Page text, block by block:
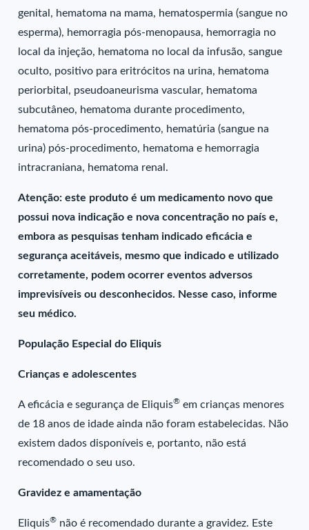
genital, hematoma na mama, hematospermia (sangue no
esperma), hemorragia pós-menopausa, hemorragia no
local da injeção, hematoma no local da infusão, sangue
oculto, positivo para eritrócitos na urina, hematoma
periorbital, pseudoaneurisma vascular, hematoma
subcutâneo, hematoma durante procedimento,
hematoma pós-procedimento, hematúria (sangue na
urina) pós-procedimento, hematoma e hemorragia
intracraniana, hematoma renal.
Atenção: este produto é um medicamento novo que
possui nova indicação e nova concentração no país e,
embora as pesquisas tenham indicado eficácia e
segurança aceitáveis, mesmo que indicado e utilizado
corretamente, podem ocorrer eventos adversos
imprevisíveis ou desconhecidos. Nesse caso, informe
seu médico.
População Especial do Eliquis
Crianças e adolescentes
A eficácia e segurança de Eliquis® em crianças menores
de 18 anos de idade ainda não foram estabelecidas. Não
existem dados disponíveis e, portanto, não está
recomendado o seu uso.
Gravidez e amamentação
Eliquis® não é recomendado durante a gravidez. Este